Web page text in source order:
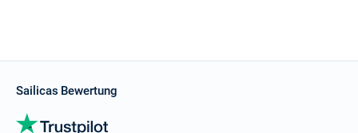
Sailicas Bewertung